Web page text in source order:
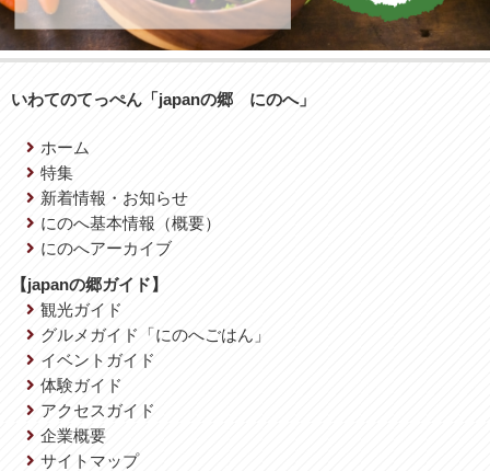
いわてのてっぺん「japanの郷 にのへ」
ホーム
特集
新着情報・お知らせ
にのへ基本情報（概要）
にのへアーカイブ
【japanの郷ガイド】
観光ガイド
グルメガイド「にのへごはん」
イベントガイド
体験ガイド
アクセスガイド
企業概要
サイトマップ